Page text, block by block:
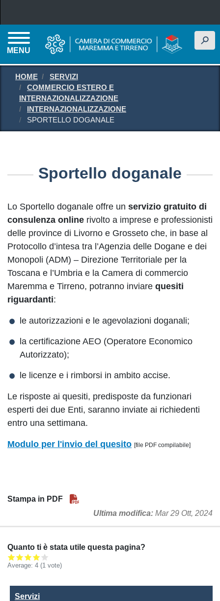
MENU
h
HOME
SERVIZI
COMMERCIO ESTERO E
INTERNAZIONALIZZAZIONE
INTERNAZIONALIZZAZIONE
SPORTELLO DOGANALE
Sportello doganale
Lo Sportello doganale offre un servizio gratuito di
consulenza online rivolto a imprese e professionisti
delle province di Livorno e Grosseto che, in base al
Protocollo d’intesa tra l’Agenzia delle Dogane e dei
Monopoli (ADM) – Direzione Territoriale per la
Toscana e l’Umbria e la Camera di commercio
Maremma e Tirreno, potranno inviare quesiti
riguardanti:
le autorizzazioni e le agevolazioni doganali;
la certificazione AEO (Operatore Economico
Autorizzato);
le licenze e i rimborsi in ambito accise.
Le risposte ai quesiti, predisposte da funzionari
esperti dei due Enti, saranno inviate ai richiedenti
entro una settimana.
Modulo per l'invio del quesito [file PDF compilabile]
Stampa in PDF
Ultima modifica Mar 29 Ott, 2024
Quanto ti è stata utile questa pagina?
Average: 4 (1 vote)
Servizi
Servizi